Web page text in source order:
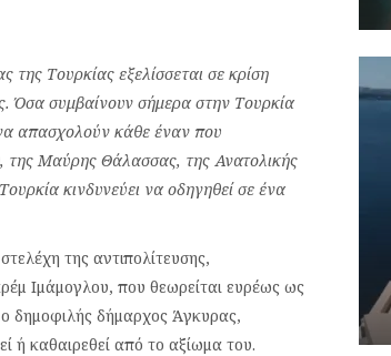
της Τουρκίας εξελίσσεται σε κρίση
Όσα συμβαίνουν σήμερα στην Τουρκία
απασχολούν κάθε έναν που
Μαύρης Θάλασσας, της Ανατολικής
κινδυνεύει να οδηγηθεί σε ένα
της αντιπολίτευσης,
Ιμάμογλου, που θεωρείται ευρέως ως
δημοφιλής δήμαρχος Άγκυρας,
ή καθαιρεθεί από το αξίωμα του.